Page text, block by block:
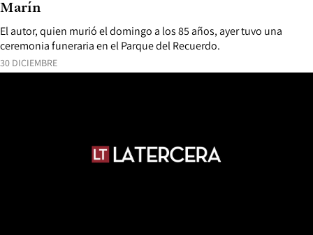
30 DICIEMBRE
El autor, quien murió el domingo a los 85 años, ayer tuvo una
ceremonia funeraria en el Parque del Recuerdo.
Marín